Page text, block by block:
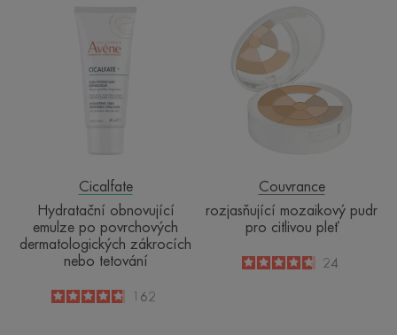
emulze
po
povrchových
dermatologických
zákrocích
Cicalfate
Hydratační obnovující
emulze po povrchových
dermatologických zákrocích
nebo tetování
4.8
/5162
citlivou
pleť
Couvrance
rozjasňující mozaikový pudr
pro citlivou pleť
4.7
/
5
24